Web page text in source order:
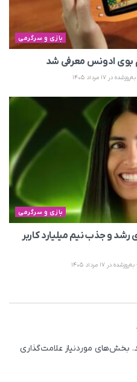
بازی و سرگرمی
بوی ادونس معرفی شد
بازی و سرگرمی
و جذب نیم میلیارد کاربر
بخش‌های موردنیاز علامت‌گذاری